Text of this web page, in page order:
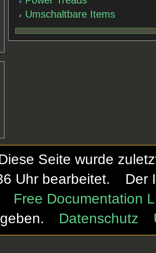
Umschaltbare Items
Seite wurde
Uhr bearbeitet.
Der
Free Documentation
Datenschutz